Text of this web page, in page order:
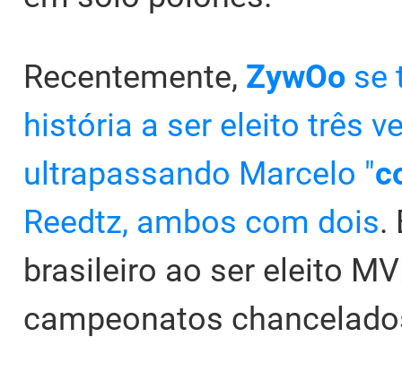
Recentemente, ZywOo se
história a ser eleito três
ultrapassando Marcelo "
Reedtz, ambos com dois.
brasileiro ao ser eleito
campeonatos